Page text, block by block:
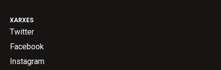
XARXES
Twitter
Facebook
Instagram